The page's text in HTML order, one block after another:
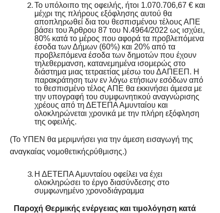
Το υπόλοιπο της οφειλής, ήτοι 1.070.706,67 € και
μέχρι της πλήρους εξόφλησης αυτού θα
αποπληρωθεί δια του θεσπισμένου τέλους ΑΠΕ
βάσει του Άρθρου 87 του Ν.4964/2022 ως ισχύει,
80% κατά το μέρος που αφορά τα προβλεπόμενα
έσοδα των Δήμων (60%) και 20% από τα
προβλεπόμενα έσοδα των δημοτών που έχουν
τηλεθερμανση, κατανεμημένα ισομερώς στο
διάστημα μιας τετραετίας μέσω του ΔΑΠΕΕΠ. Η
παρακράτηση των εν λόγω ετήσιων εσόδων από
το θεσπισμένο τέλος ΑΠΕ θα εκκινήσει άμεσα με
την υπογραφή του συμφωνητικού αναγνώρισης
χρέους από τη ΔΕΤΕΠΑ Αμυνταίου και
ολοκληρώνεται χρονικά με την πλήρη εξόφληση
της οφειλής.
(Το ΥΠΕΝ θα μεριμνήσει για την άμεση εισαγωγή της
αναγκαίας νομοθετικήςρύθμισης.)
Η ΔΕΤΕΠΑ Αμυνταίου οφείλει να έχει
ολοκληρώσει το έργο διασύνδεσης στο
συμφωνημένο χρονοδιάγραμμα
Παροχή Θερμικής ενέργειας και τιμολόγηση κατά